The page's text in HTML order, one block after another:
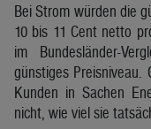
Bei Strom würden die
10 bis 11 Cent netto
im Bundesländer-
günstiges Preisniveau.
Kunden in Sachen
nicht, wie viel sie